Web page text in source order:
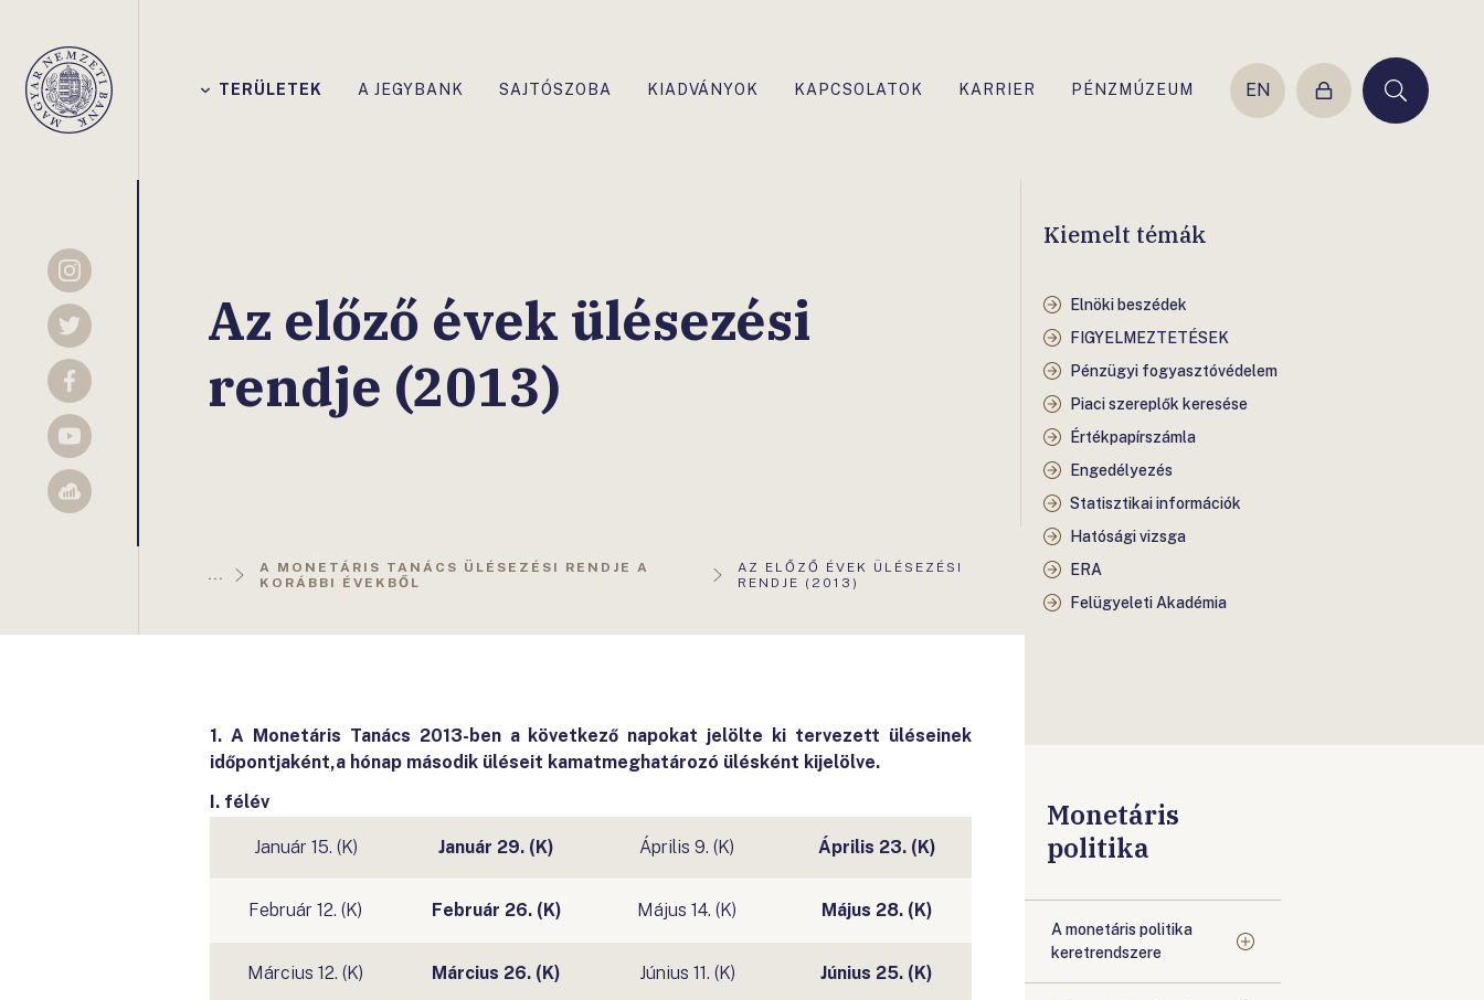
Magyar
Nemzeti
TERÜLETEK A JEGYBANK SAJTÓSZOBA KIADVÁNYOK KAPCSOLATOK KARRIER PÉNZMÚZEUM EN
Belépés Keresés
Instagram
Twitter
Facebook
YouTube
Sellsy
Az előző évek ülésezési
rendje (2013)
...
A MONETÁRIS TANÁCS ÜLÉSEZÉSI RENDJE A
KORÁBBI ÉVEKBŐL
AKTUÁLIS
OLDAL:
AZ ELŐZŐ ÉVEK ÜLÉSEZÉSI
RENDJE (2013)
Kiemelt témák
Elnöki beszédek
FIGYELMEZTETÉSEK
Pénzügyi fogyasztóvédelem
Piaci szereplők keresése
Értékpapírszámla
Engedélyezés
Statisztikai információk
Hatósági vizsga
ERA
Felügyeleti Akadémia
1. A Monetáris Tanács 2013-ben a következő napokat jelölte ki tervezett üléseinek
időpontjaként,a hónap második üléseit kamatmeghatározó ülésként kijelölve.
I. félév
Január 15. (K) Január 29. (K) Április 9. (K) Április 23. (K)
Február 12. (K) Február 26. (K) Május 14. (K) Május 28. (K)
Március 12. (K) Március 26. (K) Június 11. (K) Június 25. (K)
Monetáris
politika
A monetáris politika
keretrendszere